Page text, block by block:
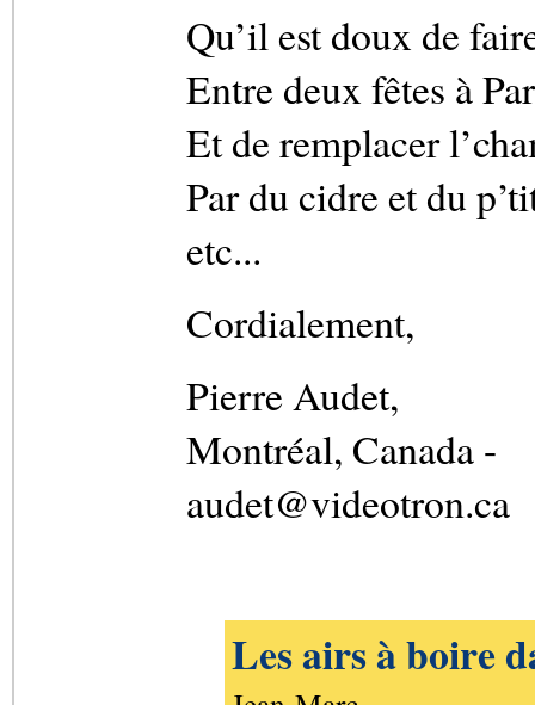
Qu’il est doux de
Entre deux fêtes à
Et de remplacer
Par du cidre et du
etc...
Cordialement,
Pierre Audet,
Montréal, Canada -
audet@videotron.ca
Les airs à boire